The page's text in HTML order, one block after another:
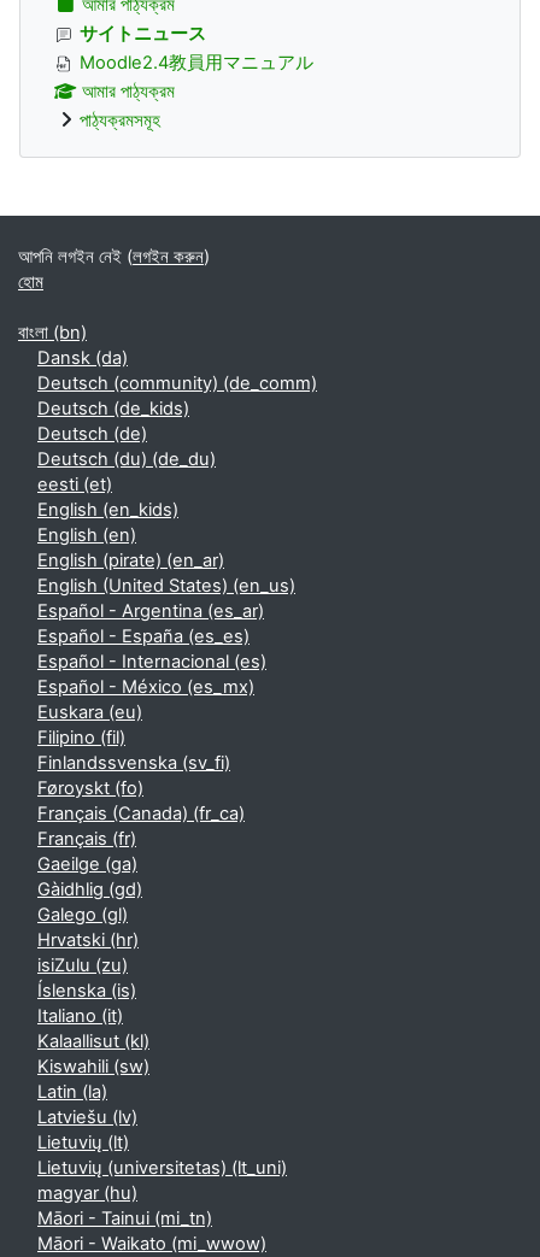
আমার পাঠ্যক্রম
サイトニュース
Moodle2.4教員用マニュアル
আমার পাঠ্যক্রম
পাঠ্যক্রমসমূহ
Supplementary blocks
আপনি লগইন নেই (লগইন করুন)
হোম
বাংলা ‎(bn)‎
Dansk ‎(da)‎
Deutsch (community) ‎(de_comm)‎
Deutsch ‎(de_kids)‎
Deutsch ‎(de)‎
Deutsch (du) ‎(de_du)‎
eesti ‎(et)‎
English ‎(en_kids)‎
English ‎(en)‎
English (pirate) ‎(en_ar)‎
English (United States) ‎(en_us)‎
Español - Argentina ‎(es_ar)‎
Español - España ‎(es_es)‎
Español - Internacional ‎(es)‎
Español - México ‎(es_mx)‎
Euskara ‎(eu)‎
Filipino ‎(fil)‎
Finlandssvenska ‎(sv_fi)‎
Føroyskt ‎(fo)‎
Français (Canada) ‎(fr_ca)‎
Français ‎(fr)‎
Gaeilge ‎(ga)‎
Gàidhlig ‎(gd)‎
Galego ‎(gl)‎
Hrvatski ‎(hr)‎
isiZulu ‎(zu)‎
Íslenska ‎(is)‎
Italiano ‎(it)‎
Kalaallisut ‎(kl)‎
Kiswahili ‎(sw)‎
Latin ‎(la)‎
Latviešu ‎(lv)‎
Lietuvių ‎(lt)‎
Lietuvių (universitetas) ‎(lt_uni)‎
magyar ‎(hu)‎
Māori - Tainui ‎(mi_tn)‎
Māori - Waikato ‎(mi_wwow)‎